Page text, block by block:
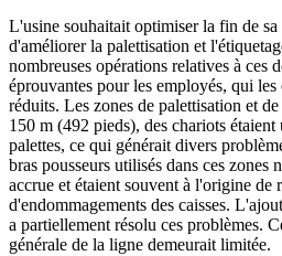
L'usine souhaitait optimiser la fin de
d'améliorer la palettisation et
nombreuses opérations relatives à ces
éprouvantes pour les employés, qui les
réduits. Les zones de palettisation et
150 m (492 pieds), des chariots
palettes, ce qui générait divers
bras pousseurs utilisés dans ces zones
accrue et étaient souvent à l'origine de
d'endommagements des caisses.
a partiellement résolu ces problèmes.
générale de la ligne demeurait limitée.